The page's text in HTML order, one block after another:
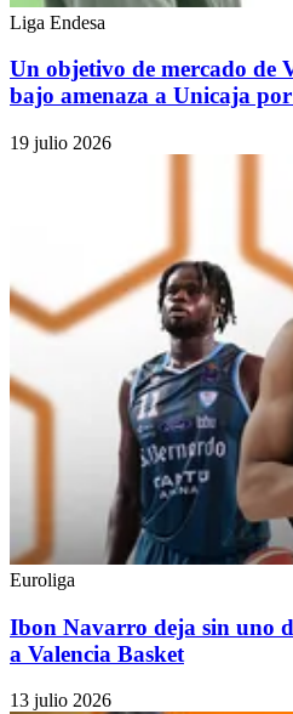
Liga Endesa
Un objetivo de mercado de
bajo amenaza a Unicaja
19 julio 2026
Euroliga
Ibon Navarro deja sin uno
a Valencia Basket
13 julio 2026